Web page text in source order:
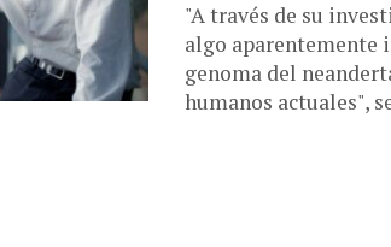
"A través de su
algo aparentemente
genoma del
humanos actuales",